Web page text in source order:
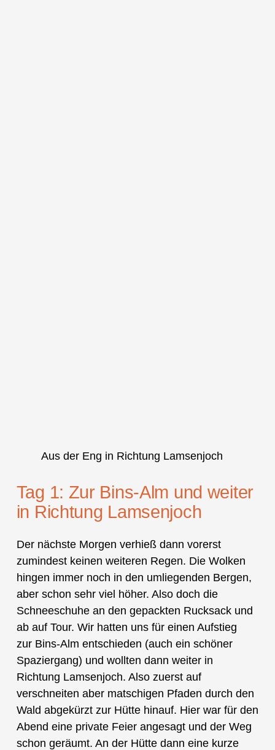
Aus der Eng in Richtung Lamsenjoch
Tag 1: Zur Bins-Alm und weiter
in Richtung Lamsenjoch
Der nächste Morgen verhieß dann vorerst
zumindest keinen weiteren Regen. Die Wolken
hingen immer noch in den umliegenden Bergen,
aber schon sehr viel höher. Also doch die
Schneeschuhe an den gepackten Rucksack und
ab auf Tour. Wir hatten uns für einen Aufstieg
zur Bins-Alm entschieden (auch ein schöner
Spaziergang) und wollten dann weiter in
Richtung Lamsenjoch. Also zuerst auf
verschneiten aber matschigen Pfaden durch den
Wald abgekürzt zur Hütte hinauf. Hier war für den
Abend eine private Feier angesagt und der Weg
schon geräumt. An der Hütte dann eine kurze